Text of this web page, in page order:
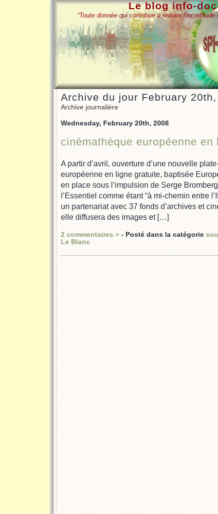
Le blog info-
“Toute donnée qui contribue à réduire
Archive du jour February
Archive journalière
Wednesday, February 20th, 2008
cinémathèque européenne en
A partir d’avril, ouverture d’une nouvelle
européenne en ligne gratuite, baptisée
en place sous l’impulsion de Serge
l’Essentiel comme étant “à mi-chemin entre
un partenariat avec 37 fonds d’archives et
elle diffusera des images et […]
2 commentaires » - Posté dans la catégorie
Le Blanc